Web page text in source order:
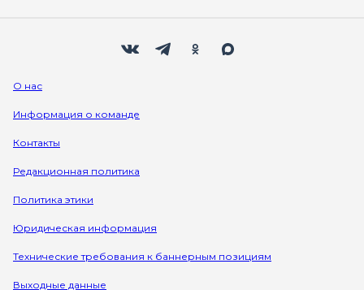
О нас
Информация о команде
Контакты
Редакционная политика
Политика этики
Юридическая информация
Технические требования к баннерным позициям
Выходные данные